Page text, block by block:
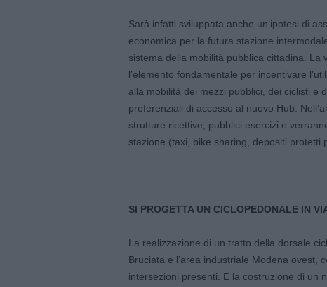
Sarà infatti sviluppata anche un’ipotesi di
economica per la futura stazione
sistema della mobilità pubblica cittadina.
l’elemento fondamentale per incentivare
alla mobilità dei mezzi pubblici, dei ciclisti e
preferenziali di accesso al nuovo Hub.
strutture ricettive, pubblici esercizi e
stazione (taxi, bike sharing, depositi protetti
SI PROGETTA UN CICLOPEDONALE IN
La realizzazione di un tratto della dorsale
Bruciata e l’area industriale Modena ovest,
intersezioni presenti. E la costruzione di un